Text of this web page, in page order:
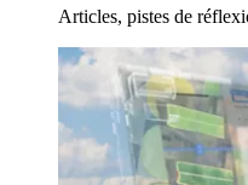
Articles, pistes de